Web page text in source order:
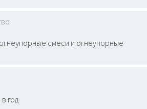
смеси и огнеупорные
год